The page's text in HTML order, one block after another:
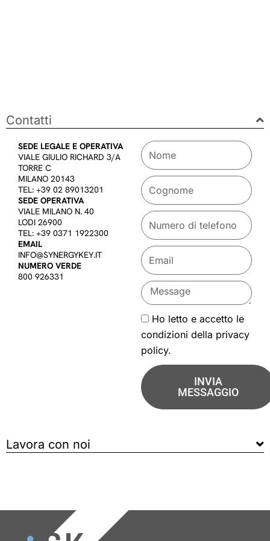
Contatti
SEDE LEGALE E OPERATIVA
VIALE GIULIO RICHARD 3/A
TORRE C
MILANO 20143
TEL: +39 02 89013201
SEDE OPERATIVA
VIALE MILANO N. 40
LODI 26900
TEL: +39 0371 1922300
EMAIL
INFO@SYNERGYKEY.IT
NUMERO VERDE
800 926331
Ho letto e accetto le
condizioni della privacy
policy.
INVIA
MESSAGGIO
Lavora con noi